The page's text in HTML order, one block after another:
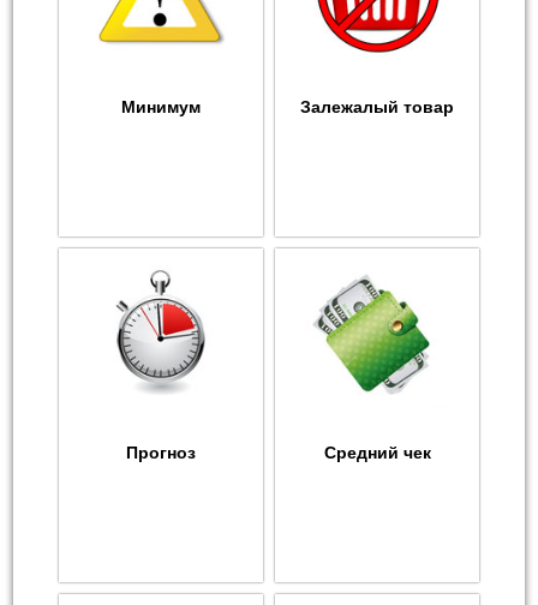
Минимум Залежалый товар
Прогноз Средний чек